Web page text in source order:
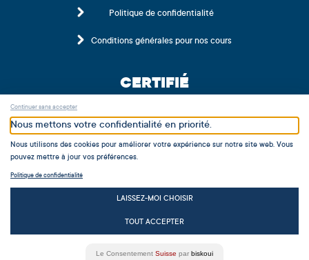
Politique de confidentialité
Conditions générales pour nos cours
CERTIFIÉ
MEMBRE
Continuer sans accepter
Nous mettons votre confidentialité en priorité.
Nous utilisons des cookies pour améliorer votre expérience sur notre site web. Vous
pouvez mettre à jour vos préférences.
Politique de confidentialité
LAISSEZ-MOI CHOISIR
TOUT ACCEPTER
Le Consentement Suisse par biskoui